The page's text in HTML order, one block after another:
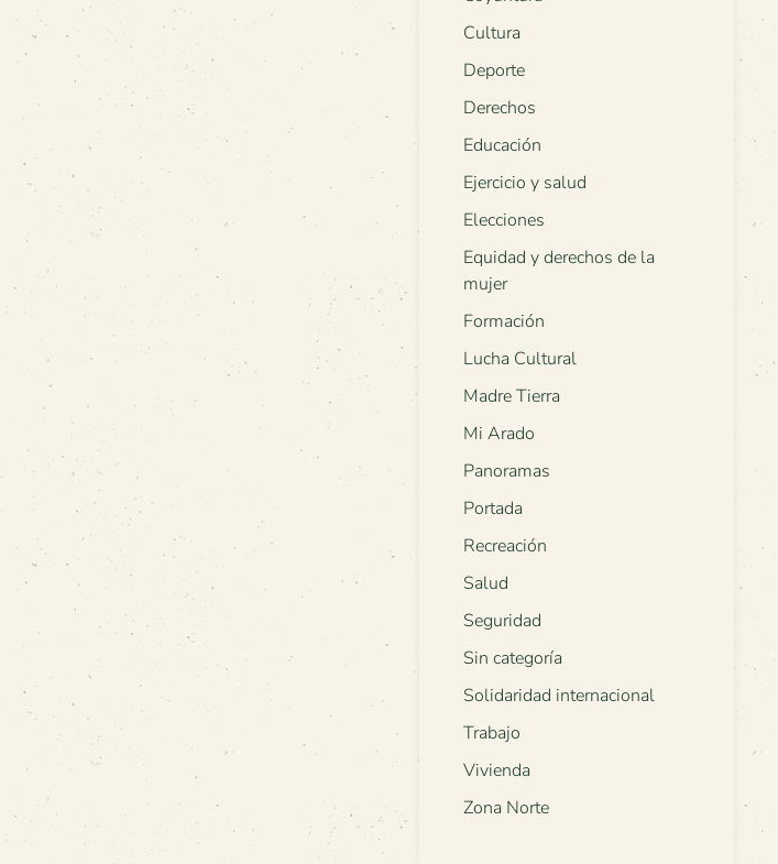
Cultura
Deporte
Derechos
Educación
Ejercicio y salud
Elecciones
Equidad y derechos de la
mujer
Formación
Lucha Cultural
Madre Tierra
Mi Arado
Panoramas
Portada
Recreación
Salud
Seguridad
Sin categoría
Solidaridad internacional
Trabajo
Vivienda
Zona Norte